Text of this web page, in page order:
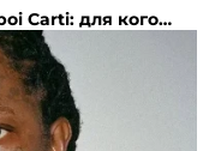
Carti: для кого
карьере?